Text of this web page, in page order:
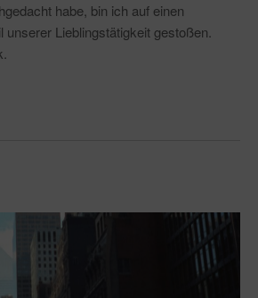
habe, bin ich auf einen
unserer Lieblingstätigkeit gestoßen.